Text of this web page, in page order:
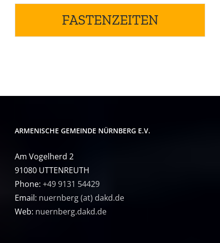
FASTENZEITEN
ARMENISCHE GEMEINDE NÜRNBERG E.V.
Am Vogelherd 2
91080 UTTENREUTH
Phone: +49 9131 54429
Email: nuernberg (at) dakd.de
Web: nuernberg.dakd.de